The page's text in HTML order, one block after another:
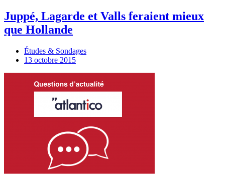
Juppé, Lagarde et Valls feraient mieux
que Hollande
Études & Sondages
13 octobre 2015